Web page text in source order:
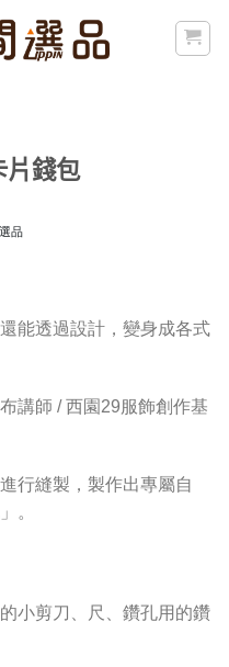
片錢包
品
能透過設計，變身成各式
講師 / 西園29服飾創作基
行縫製，製作出專屬自
。
小剪刀、尺、鑽孔用的鑽